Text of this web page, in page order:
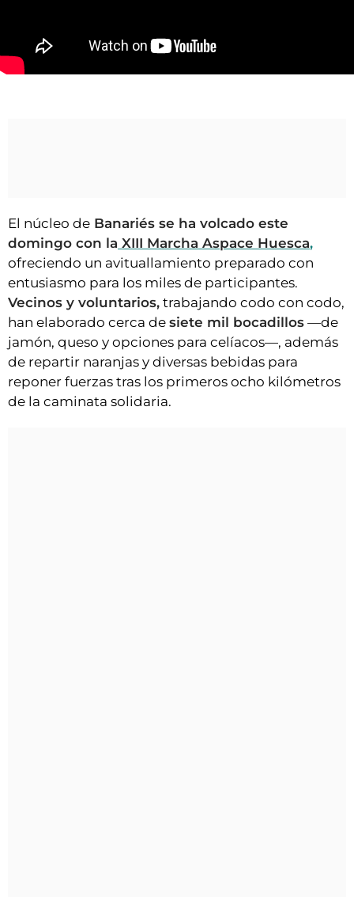
FIESTAS EN EL ALTO ARAGÓN
ESQUELAS
CLUB DEL AMIGO MILITANTE
INICIAR SESIÓN
El núcleo de Banariés se ha volcado este
domingo con la XIII Marcha Aspace Huesca,
ofreciendo un avituallamiento preparado con
entusiasmo para los miles de participantes.
Vecinos y voluntarios, trabajando codo con codo,
han elaborado cerca de siete mil bocadillos —de
jamón, queso y opciones para celíacos—, además
de repartir naranjas y diversas bebidas para
reponer fuerzas tras los primeros ocho kilómetros
de la caminata solidaria.